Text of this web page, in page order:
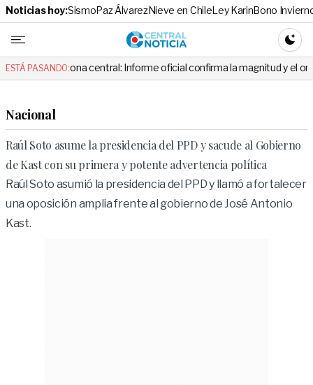
Noticias hoy:SismoPaz ÁlvarezNieve en ChileLey KarinBono
Central
ESTÁ PASANDO:
central: Informe oficial confirma la magnitud y el origen del
Nacional
Raúl Soto asume la presidencia del PPD y sacude al Gobierno
de Kast con su primera y potente advertencia política
Raúl Soto asumió la presidencia del PPD y llamó a fortalecer
una oposición amplia frente al gobierno de José Antonio
Kast.